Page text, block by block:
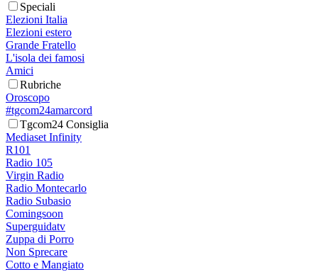
Speciali
Elezioni Italia
Elezioni estero
Grande Fratello
L'isola dei famosi
Amici
Rubriche
Oroscopo
#tgcom24amarcord
Tgcom24 Consiglia
Mediaset Infinity
R101
Radio 105
Virgin Radio
Radio Montecarlo
Radio Subasio
Comingsoon
Superguidatv
Zuppa di Porro
Non Sprecare
Cotto e Mangiato